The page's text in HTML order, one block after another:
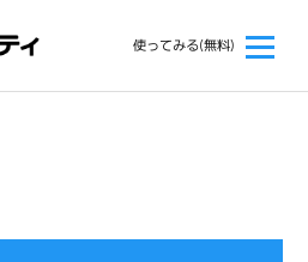
使ってみる(無料)